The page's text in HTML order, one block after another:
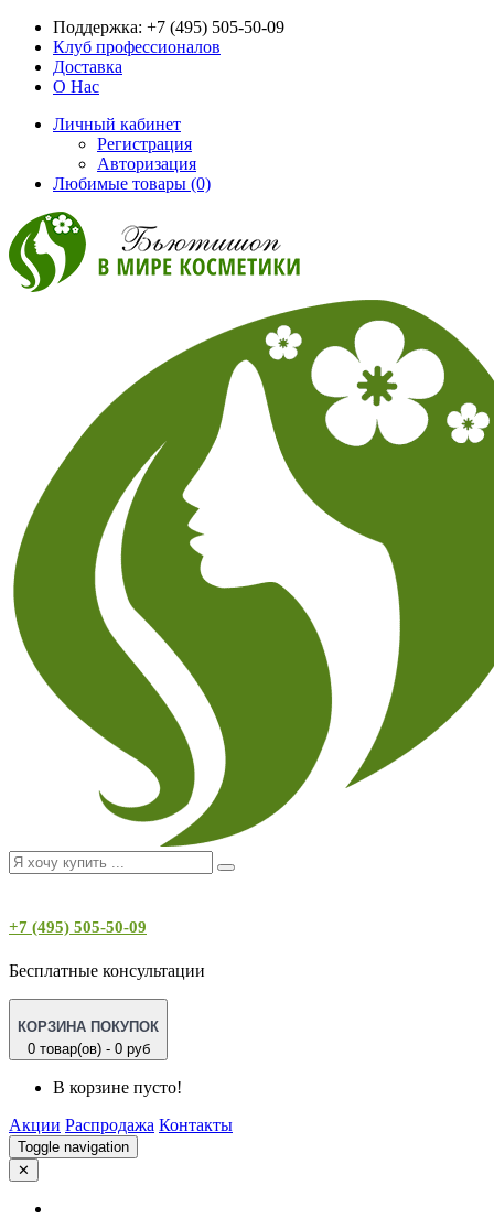
Поддержка: +7 (495) 505-50-09
Клуб профессионалов
Доставка
О Нас
Личный кабинет
Регистрация
Авторизация
Любимые товары (0)
+7 (495) 505-50-09
Бесплатные консультации
КОРЗИНА ПОКУПОК
0 товар(ов) - 0 руб
В корзине пусто!
Акции Распродажа Контакты
Toggle navigation
✕